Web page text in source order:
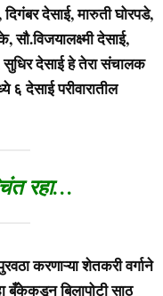
देसाई, मारुती घोरपडे,
देसाई,
देसाई हे तेरा संचालक
६ देसाई परीवारातील
रहा…
करणाऱ्या शेतकरी वर्गाने
बँकेकडून बिलापोटी साठ